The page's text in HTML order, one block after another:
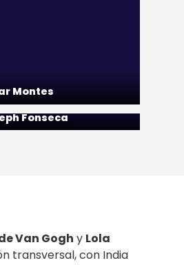
Montes
Fonseca
Van Gogh y Lola
transversal, con India